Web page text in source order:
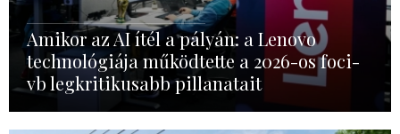
Amikor az AI ítél a pályán: a Lenovo
technológiája működtette a 2026-os foci-
vb legkritikusabb pillanatait